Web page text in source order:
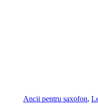
Ancii pentru saxofon,